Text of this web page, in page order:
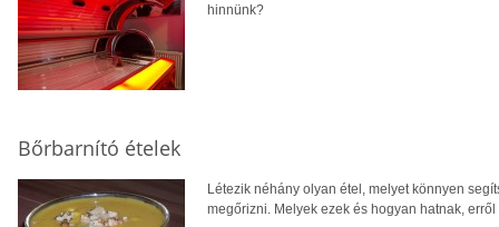
hinnünk?
Bőrbarnító ételek
Létezik néhány olyan étel, melyet könnyen
megőrizni. Melyek ezek és hogyan hatnak,